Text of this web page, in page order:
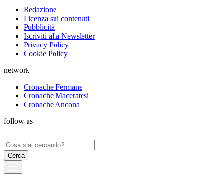
Redazione
Licenza sui contenuti
Pubblicità
Iscriviti alla Newsletter
Privacy Policy
Cookie Policy
network
Cronache Fermane
Cronache Maceratesi
Cronache Ancona
follow us
Ricerca
per: